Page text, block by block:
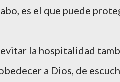
es el que puede
la hospitalidad
a Dios, de